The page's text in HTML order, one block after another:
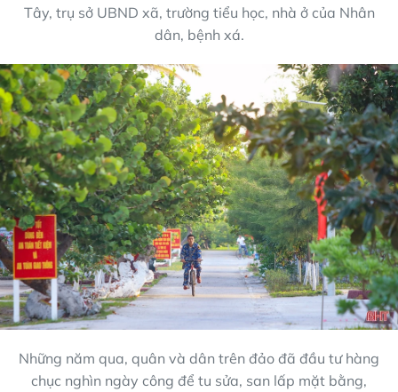
Tây, trụ sở UBND xã, trường tiểu học, nhà ở của Nhân
dân, bệnh xá.
Những năm qua, quân và dân trên đảo đã đầu tư hàng
chục nghìn ngày công để tu sửa, san lấp mặt bằng,